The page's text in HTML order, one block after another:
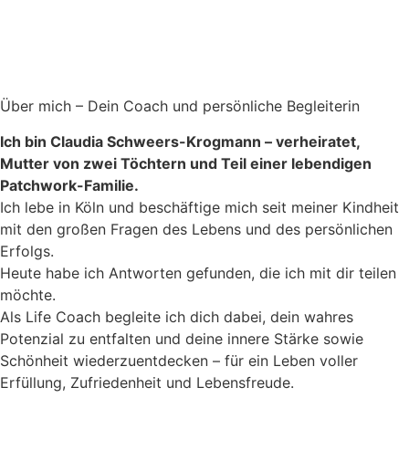
Über mich – Dein Coach und persönliche Begleiterin
Ich bin Claudia Schweers-Krogmann – verheiratet,
Mutter von zwei Töchtern und Teil einer lebendigen
Patchwork-Familie.
Ich lebe in Köln und beschäftige mich seit meiner Kindheit
mit den großen Fragen des Lebens und des persönlichen
Erfolgs.
Heute habe ich Antworten gefunden, die ich mit dir teilen
möchte.
Als Life Coach begleite ich dich dabei, dein wahres
Potenzial zu entfalten und deine innere Stärke sowie
Schönheit wiederzuentdecken – für ein Leben voller
Erfüllung, Zufriedenheit und Lebensfreude.